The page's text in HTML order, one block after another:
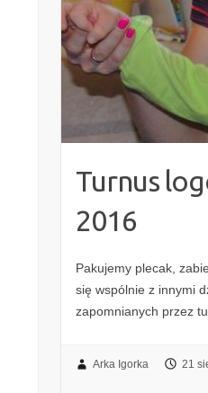
Turnus
2016
Pakujemy plecak,
się wspólnie z innymi
zapomnianych przez
Arka Igorka 21